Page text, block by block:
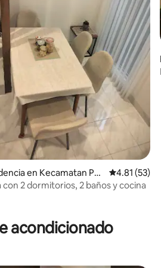
5 de 5; 16 evaluaciones
en Kecamatan Pag
Calificación
4.81 (53)
con 2 dormitorios, 2 baños y cocina
acondicionado